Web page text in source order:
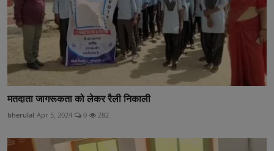
मतदाता जागरूकता को लेकर रैली निकाली
bherulal Apr 5, 2024 0 282